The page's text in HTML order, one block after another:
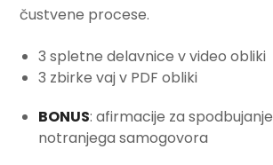
čustvene procese.
3 spletne delavnice v video obliki
3 zbirke vaj v PDF obliki
BONUS: afirmacije za
notranjega samogovora